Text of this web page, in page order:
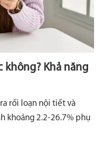
Khả năng
rối loạn nội tiết và
khoảng 2.2-26.7% phụ